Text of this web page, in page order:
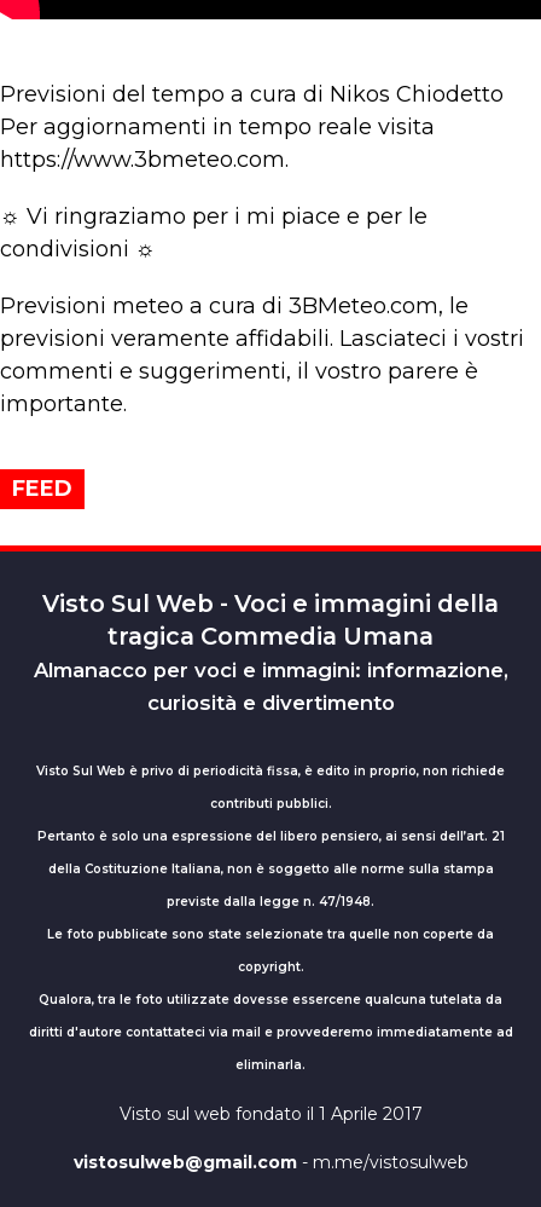
Previsioni del tempo a cura di Nikos Chiodetto
Per aggiornamenti in tempo reale visita
https://www.3bmeteo.com.
☼ Vi ringraziamo per i mi piace e per le
condivisioni ☼
Previsioni meteo a cura di 3BMeteo.com, le
previsioni veramente affidabili. Lasciateci i vostri
commenti e suggerimenti, il vostro parere è
importante.
FEED
Visto Sul Web - Voci e immagini della
tragica Commedia Umana
Almanacco per voci e immagini: informazione,
curiosità e divertimento
Visto Sul Web è privo di periodicità fissa, è edito in proprio, non richiede
contributi pubblici.
Pertanto è solo una espressione del libero pensiero, ai sensi dell’art. 21
della Costituzione Italiana, non è soggetto alle norme sulla stampa
previste dalla legge n. 47/1948.
Le foto pubblicate sono state selezionate tra quelle non coperte da
copyright.
Qualora, tra le foto utilizzate dovesse essercene qualcuna tutelata da
diritti d'autore contattateci via mail e provvederemo immediatamente ad
eliminarla.
Visto sul web fondato il 1 Aprile 2017
vistosulweb@gmail.com- m.me/vistosulweb